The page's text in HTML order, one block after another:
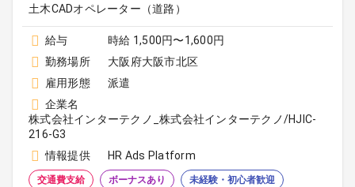
土木CADオペレーター（道路）
給与
時給 1,500円〜1,600円
勤務場所
大阪府大阪市北区
雇用形態
派遣
企業名
株式会社インターテクノ_株式会社インターテクノ/HJIC-
216-G3
情報提供
HR Ads Platform
交通費支給 ボーナスあり 未経験・初心者歓迎